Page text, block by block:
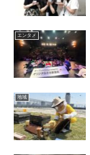
エンタメ
地域